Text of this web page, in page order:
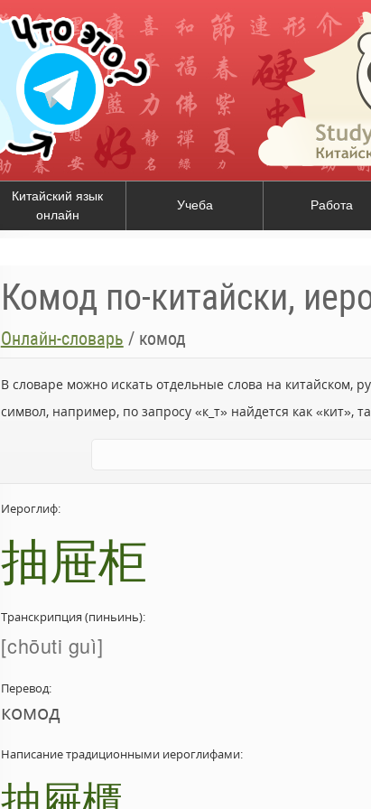
Китайский язык
онлайн
Учеба Работа
Комод по-китайски,
Онлайн-словарь / комод
В словаре можно искать отдельные слова на китайском,
символ, например, по запросу «к_т» найдется как «кит»,
Иероглиф:
抽屉柜
Транскрипция (пиньинь):
chōuti guì
Перевод:
комод
Написание традиционными иероглифами: